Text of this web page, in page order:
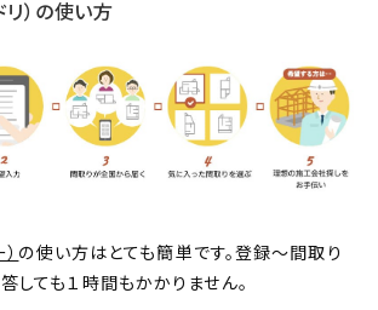
）の使い方
の使い方はとても簡単です。登録〜間取り
しても１時間もかかりません。